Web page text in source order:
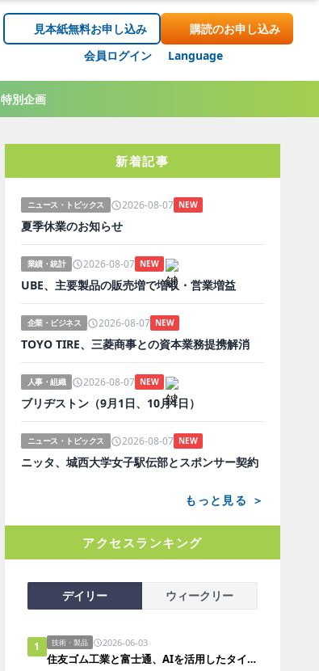
見本紙無料お申し込み
購読のお申し込み
会員ログイン
Language
特別企画
新着記事
ニュース・トピックス 2026-08-07 NEW
夏季休業のお知らせ
業績・統計 2026-08-07 NEW
UBE、主要製品の販売増で増収・営業増益
企業・ビジネス 2026-08-07 NEW
TOYO TIRE、三菱商事との資本業務提携解消
人事・組織 2026-08-07 NEW
ブリヂストン（9月1日、10月1日）
ニュース・トピックス 2026-08-07 NEW
ニッタ、城西大学女子駅伝部とスポンサー契約
もっと見る ＞
アクセスランキング
デイリー ウィークリー
1 技術・製品 2026-06-03
住友ゴム工業と富士通、AIを活用したタイヤ構造解析の実証実験において所要時間を約90％短縮